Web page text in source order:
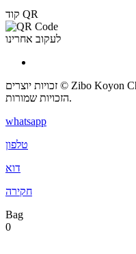
קוד QR
לעקוב אחרינו
זכויות יוצרים © Zibo Koyon Chemical Technology Co., Ltd. כל
הזכויות שמורות.
whatsapp
טלפון
דוא
חקירה
Bag
0